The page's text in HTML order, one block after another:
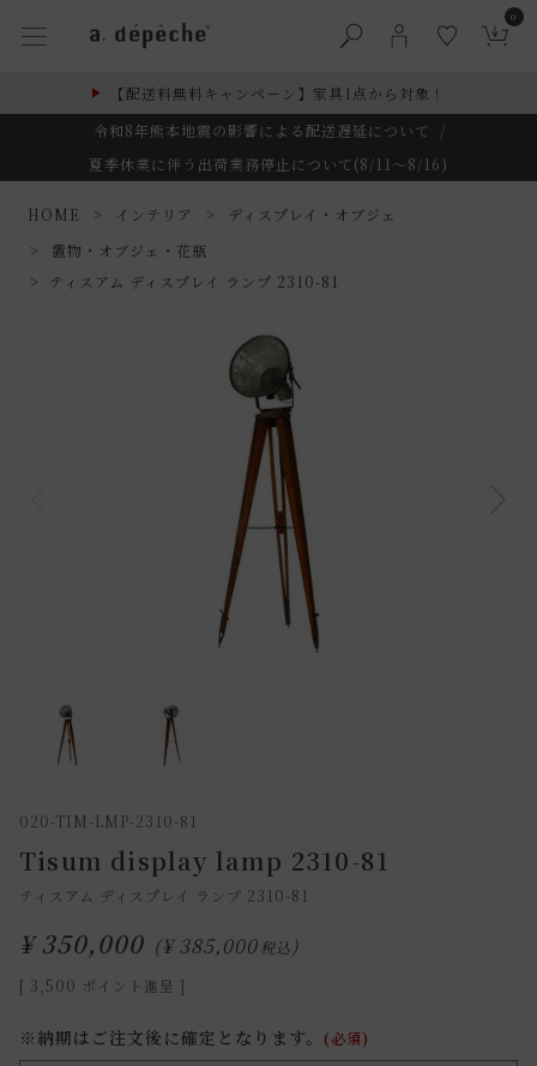
0
【配送料無料キャンペーン】家具1点から対象！
令和8年熊本地震の影響による配送遅延について
/
夏季休業に伴う出荷業務停止について(8/11～8/16)
HOME インテリア
ディスプレイ・オブジェ
置物・オブジェ・花瓶
ティスアム ディスプレイ ランプ 2310-81
020-TIM-LMP-2310-81
Tisum display lamp 2310-81
ティスアム ディスプレイ ランプ 2310-81
¥ 350,000 ¥ 385,000税込
[ 3,500 ポイント進呈 ]
※納期はご注文後に確定となります。 (必須)